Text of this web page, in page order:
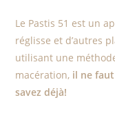
Le Pastis 51 est un
réglisse et d’autres
utilisant une
macération, il ne
savez déjà!